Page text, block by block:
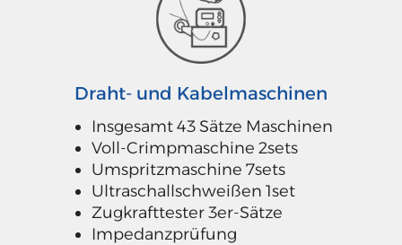
Draht- und Kabelmaschinen
Insgesamt 43 Sätze Maschinen
Voll-Crimpmaschine 2sets
Umspritzmaschine 7sets
Ultraschallschweißen 1set
Zugkrafttester 3er-Sätze
Impedanzprüfung